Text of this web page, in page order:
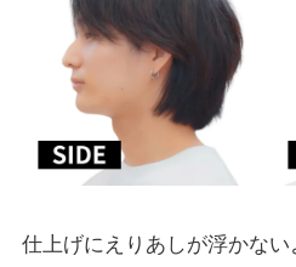
仕上げにえりあしが浮かな